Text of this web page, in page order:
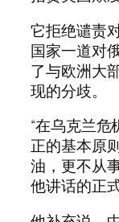
它拒绝谴责
国家一道对
了与欧洲大
现的分歧。
“在乌克兰
正的基本原
油，更不从
他讲话的正